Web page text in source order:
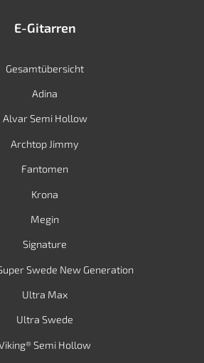
E-Gitarren
Gesamtübersicht
Adina
Alvar Semi Hollow
Archtop Jimmy
Fantomen
Krona
Megin
Signature
Swede New Generation
Ultra Max
Ultra Swede
Semi Hollow